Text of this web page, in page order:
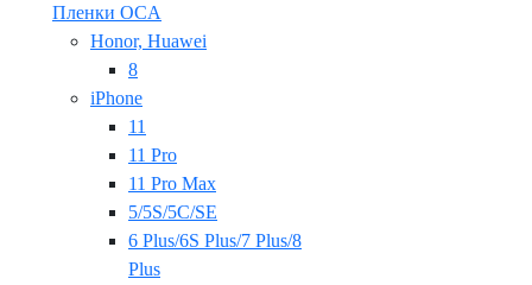
Пленки OCA
Honor, Huawei
8
iPhone
11
11 Pro
11 Pro Max
5/5S/5C/SE
6 Plus/6S Plus/7 Plus/8
Plus